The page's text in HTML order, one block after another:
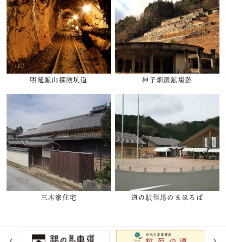
明延鉱山探険坑道 神子畑選鉱場跡
三木家住宅 道の駅但馬のまほろば